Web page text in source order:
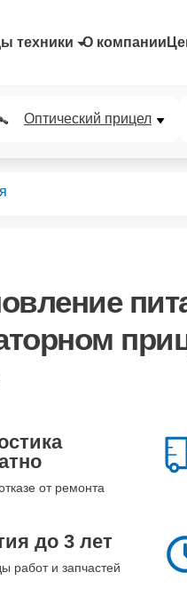
техники О компании
Оптический прицел
от ремонта
до 3 лет
работ и запчастей